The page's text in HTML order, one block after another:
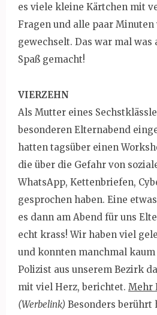
es viele kleine Kärtchen mit
Fragen und alle paar Minuten
gewechselt. Das war mal was
Spaß gemacht!
VIERZEHN
Als Mutter eines
besonderen Elternabend
hatten tagsüber einen
die über die Gefahr von
WhatsApp, Kettenbriefen,
gesprochen haben. Eine
es dann am Abend für uns
echt krass! Wir haben viel
und konnten manchmal
Polizist aus unserem Bezirk
mit viel Herz, berichtet. Mehr
(Werbelink) Besonders berührt